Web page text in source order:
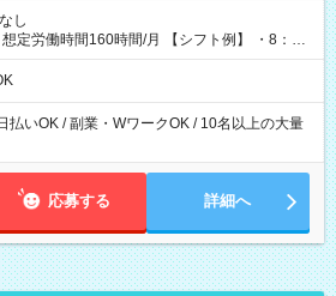
し
間160時間/月 【シフト例】 ・8：00
払いOK / 副業・WワークOK / 10名以上の大量
応募する 詳細へ